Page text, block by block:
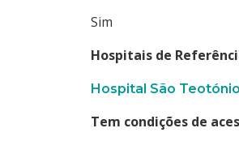
Sim
Hospitais de
Hospital São
Tem condições de